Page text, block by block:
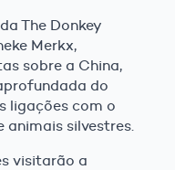
The Donkey
Merkx,
sobre a China,
do
ligações com o
silvestres.
visitarão a